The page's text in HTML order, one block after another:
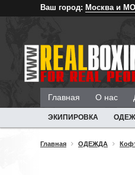
Ваш город: Москва и МО
Главная О нас
ЭКИПИРОВКА
Главная ОДЕЖДА